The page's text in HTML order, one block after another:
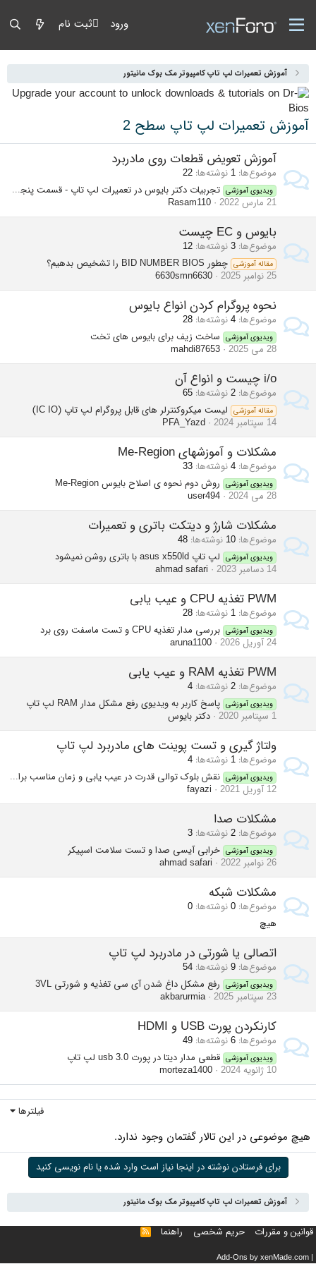
ورود ثبت نام
آموزش تعمیرات لپ تاپ کامپیوتر مک بوک مانیتور
آموزش تعمیرات لپ تاپ سطح 2
آموزش تعویض قطعات روی مادربرد
موضوع‌ها 1 نوشته‌ها 22
ویدیوی آموزشی
تجربیات دکتر بایوس در تعمیرات لپ تاپ - قسمت پنجم - تکنیک های تعویض قطعات روی مادربرد
21 مارس 2022
Rasam110
بایوس و EC چیست
موضوع‌ها 3نوشته‌ها 12
مقاله آموزشی چطور BID NUMBER BIOS را تشخیص بدهیم؟
25 نوامبر 2025
6630smn6630
نحوه پروگرام کردن انواع بایوس
موضوع‌ها 4نوشته‌ها 28
ویدیوی آموزشی ساخت زیف برای بایوس های تخت
28 می 2025
mahdi87653
i/o چیست و انواع آن
موضوع‌ها 2نوشته‌ها 65
مقاله آموزشی لیست میکروکنترلر های قابل پروگرام لپ تاپ (IC IO)
14 سپتامبر 2024
PFA_Yazd
مشکلات و آموزشهای Me-Region
موضوع‌ها 4نوشته‌ها 33
ویدیوی آموزشی روش دوم نحوه ی اصلاح بایوس Me-Region
28 می 2024
user494
مشکلات شارژ و دیتکت باتری و تعمیرات
موضوع‌ها 10 نوشته‌ها 48
ویدیوی آموزشی لپ تاپ asus x550ld با باتری روشن نمیشود
14 دسامبر 2023
ahmad safari
PWM تغذیه CPU و عیب یابی
موضوع‌ها 1 نوشته‌ها 28
ویدیوی آموزشی بررسی مدار تغذیه CPU و تست ماسفت روی برد
24 آوریل 2026
aruna1100
PWM تغذیه RAM و عیب یابی
موضوع‌ها 2نوشته‌ها 4
ویدیوی آموزشی پاسخ کاربر به ویدیوی رفع مشکل مدار RAM لپ تاپ
1 سپتامبر 2020
دکتر بایوس
ولتاژ گیری و تست پوینت های مادربرد لپ تاپ
موضوع‌ها 1 نوشته‌ها 4
ویدیوی آموزشی
نقش بلوک توالی قدرت در عیب یابی و زمان مناسب برای پروگرام EC
12 آوریل 2021
fayazi
مشکلات صدا
موضوع‌ها 2نوشته‌ها 3
ویدیوی آموزشی خرابی آیسی صدا و تست سلامت اسپیکر
26 نوامبر 2022
ahmad safari
مشکلات شبکه
موضوع‌ها 0نوشته‌ها 0
هیچ
اتصالی یا شورتی در مادربرد لپ تاپ
موضوع‌ها 9نوشته‌ها 54
ویدیوی آموزشی رفع مشکل داغ شدن آی سی تغذیه و شورتی 3VL
23 سپتامبر 2025
akbarurmia
کارنکردن پورت USB و HDMI
موضوع‌ها 6نوشته‌ها 49
ویدیوی آموزشی قطعی مدار دیتا در پورت usb 3.0 لپ تاپ
10 ژانویه 2024
morteza1400
فیلترها
هیچ موضوعی در این تالار گفتمان وجود ندارد.
برای فرستادن نوشته در اینجا نیاز است وارد شده یا نام نویسی کنید
آموزش تعمیرات لپ تاپ کامپیوتر مک بوک مانیتور
قوانین و مقررات حریم شخصی راهنما خوراک
|
Add-Ons by xenMade.com